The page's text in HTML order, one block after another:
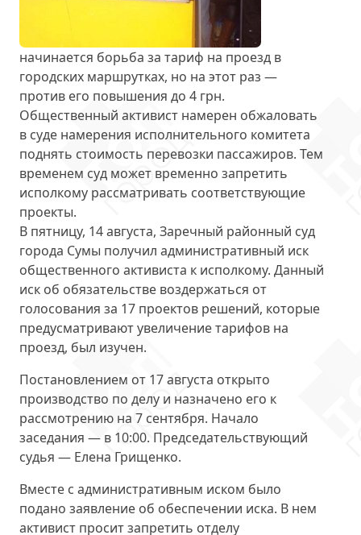
начинается борьба за тариф на проезд в
городских маршрутках, но на этот раз —
против его повышения до 4 грн.
Общественный активист намерен обжаловать
в суде намерения исполнительного комитета
поднять стоимость перевозки пассажиров. Тем
временем суд может временно запретить
исполкому рассматривать соответствующие
проекты.
В пятницу, 14 августа, Заречный районный суд
города Сумы получил административный иск
общественного активиста к исполкому. Данный
иск об обязательстве воздержаться от
голосования за 17 проектов решений, которые
предусматривают увеличение тарифов на
проезд, был изучен.
Постановлением от 17 августа открыто
производство по делу и назначено его к
рассмотрению на 7 сентября. Начало
заседания — в 10:00. Председательствующий
судья — Елена Грищенко.
Вместе с административным иском было
подано заявление об обеспечении иска. В нем
активист просит запретить отделу